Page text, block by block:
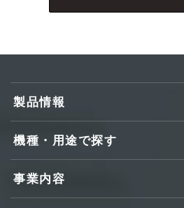
製品情報
機種・用途で探す
事業内容